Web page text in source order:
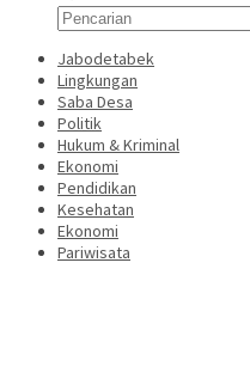
Jabodetabek
Lingkungan
Saba Desa
Politik
Hukum & Kriminal
Ekonomi
Pendidikan
Kesehatan
Ekonomi
Pariwisata